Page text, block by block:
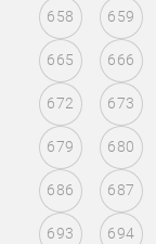
658 659
665 666
672 673
679 680
686 687
693 694